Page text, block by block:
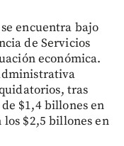
encuentra bajo
de Servicios
económica.
tras
$1,4 billones en
los $2,5 billones en